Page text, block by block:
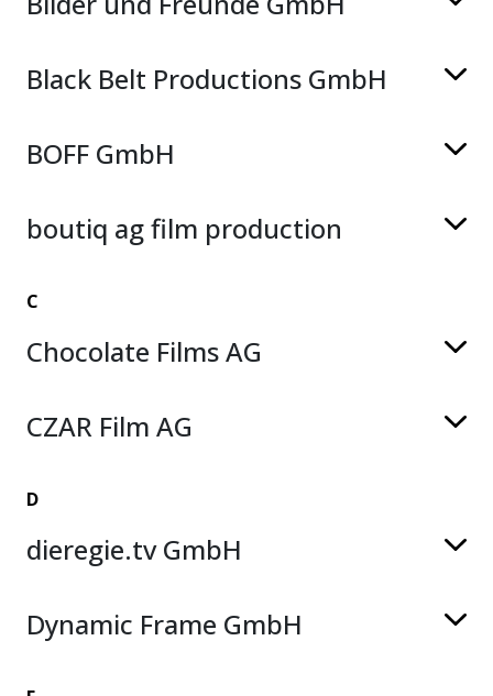
Black Belt Productions GmbH
BOFF GmbH
boutiq ag film production
C
Chocolate Films AG
CZAR Film AG
D
dieregie.tv GmbH
Dynamic Frame GmbH